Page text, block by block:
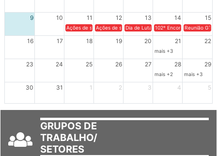
9 10 11 12 13 14 15
Ações de solidariedade a Cuba no Rio Grande do Sul - 100
Ações de solidariedade a Cuba no Rio Grande do
Dia de Luta em Defesa de Cuba e da
102º Encontro da
Reunião
16 17 18 19 20 21 22
mais +3
23 24 25 26 27 28 29
mais +2 mais +3
30 31 1 2 3 4 5
GRUPOS DE
TRABALHO/
SETORES